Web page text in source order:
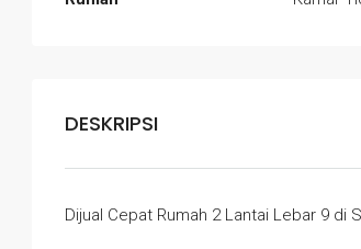
DESKRIPSI
Dijual Cepat Rumah 2 Lantai Lebar 9 di